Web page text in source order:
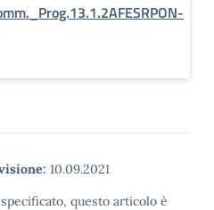
10.09.2021
questo articolo è